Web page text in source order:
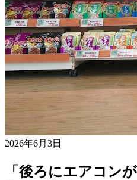
2026年6月3日
「後ろにエアコン